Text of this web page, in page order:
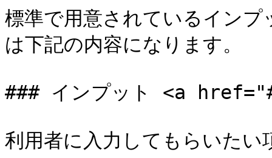
標準で用意されているインプ
は下記の内容になります。
### インプット <a
利用者に入力してもらいた